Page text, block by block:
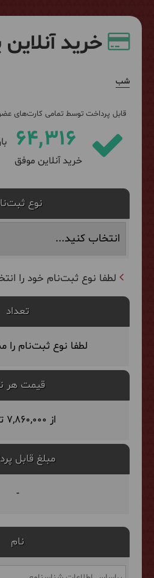
خرید آنلاین
شب
قابل پرداخت توسط تمامی کارت‌های
64,316
خرید آنلاین موفق
نوع
لطفا نوع ثبت‌نام خود را
تعداد
لطفا نوع ثبت‌نام
قیمت هر
از 7,860,000 تومان
مبلغ قابل
-
نام